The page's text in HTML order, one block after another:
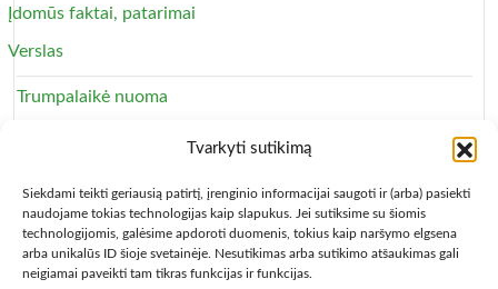
Tvarkyti sutikimą
Siekdami teikti geriausią patirtį, įrenginio informacijai saugoti ir (arba) pasiekti
naudojame tokias technologijas kaip slapukus. Jei sutiksime su šiomis
technologijomis, galėsime apdoroti duomenis, tokius kaip naršymo elgsena
arba unikalūs ID šioje svetainėje. Nesutikimas arba sutikimo atšaukimas gali
neigiamai paveikti tam tikras funkcijas ir funkcijas.
Įdomūs faktai, patarimai
Verslas
Trumpalaikė nuoma